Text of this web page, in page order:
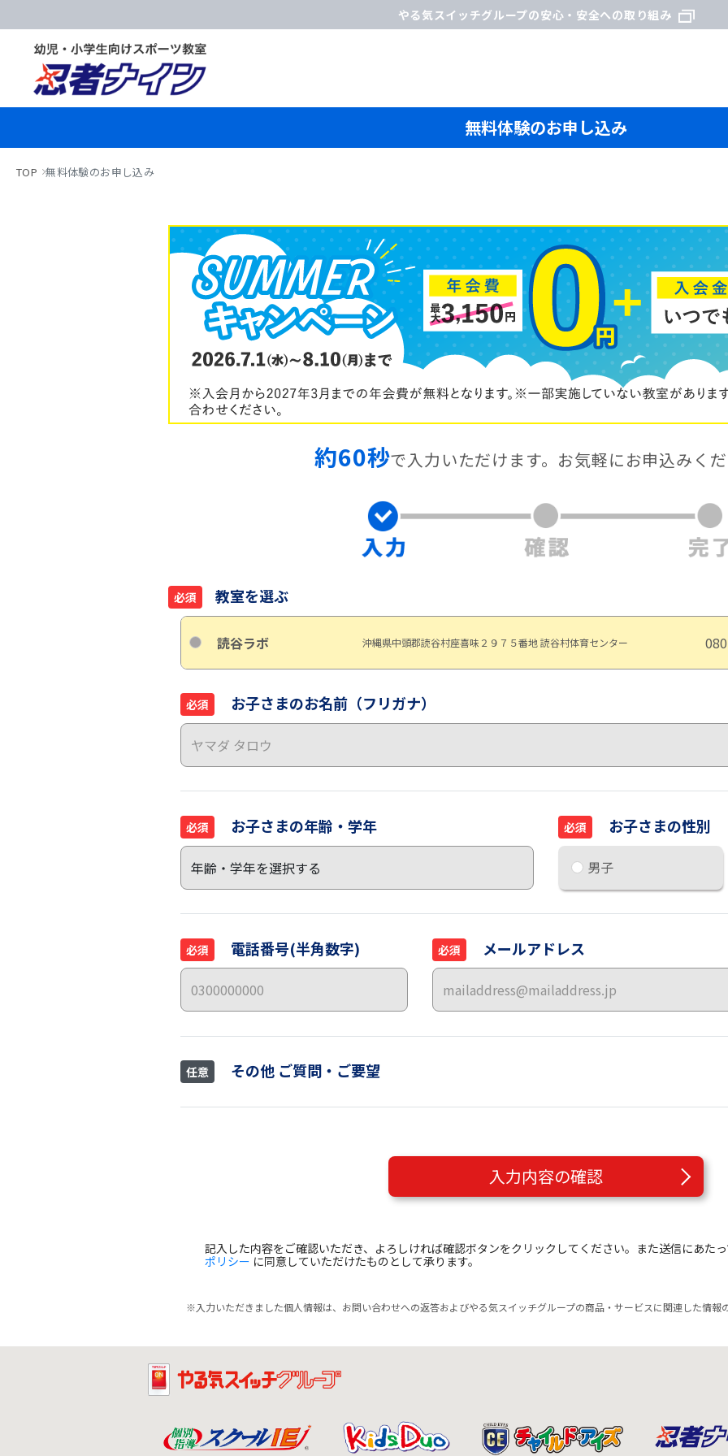
やる気スイッチグループの安心・安全への取り組み
無料体験のお申し込み
TOP 無料体験のお申し込み
約60秒で入力いただけます。 お気軽にお申込みく
必須 教室を選ぶ
読谷ラボ 沖縄県中頭郡読谷村座喜味２９７５番地 読谷村体育センター
必須 お子さまのお名前（フリガナ）
必須 お子さまの年齢・学年 必須 お子さまの性別
男子
必須 電話番号(半角数字) 必須 メールアドレス
任意 その他 ご質問・ご要望
入力内容の確認
記入した内容をご確認いただき、よろしければ確認ボタンをクリックしてください。また送信にあた
ポリシー に同意していただけたものとして承ります。
※入力いただきました個人情報は、お問い合わせへの返答およびやる気スイッチグループの商品・サービスに関連した情報